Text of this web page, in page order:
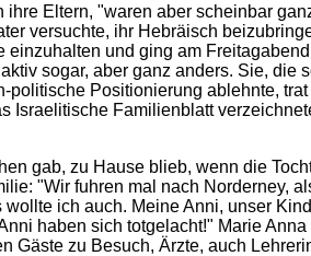
Eltern, "waren aber scheinbar
versuchte, ihr Hebräisch
und ging am
sogar, aber ganz anders. Sie, die
Positionierung ablehnte,
Israelitische Familienblatt
gab, zu Hause blieb, wenn die
"Wir fuhren mal nach Norderney,
ich auch. Meine Anni, unser
haben sich totgelacht!" Marie
Gäste zu Besuch, Ärzte, auch